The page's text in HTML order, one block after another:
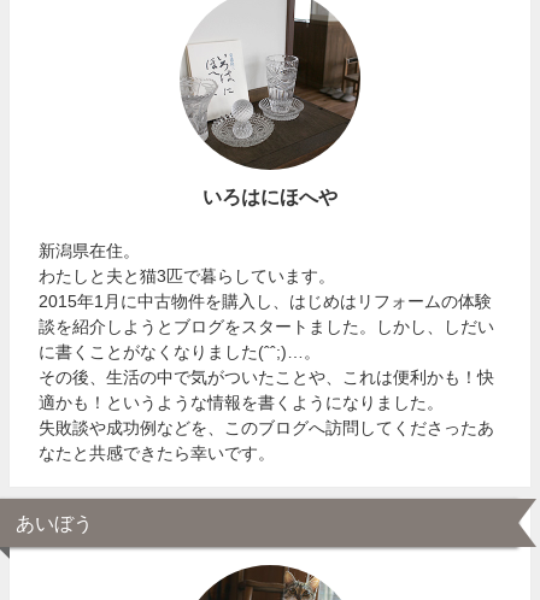
いろはにほへや
新潟県在住。
わたしと夫と猫3匹で暮らしています。
2015年1月に中古物件を購入し、はじめはリフォームの体験
談を紹介しようとブログをスタートました。しかし、しだい
に書くことがなくなりました(ˆˆ;)…。
その後、生活の中で気がついたことや、これは便利かも！快
適かも！というような情報を書くようになりました。
失敗談や成功例などを、このブログへ訪問してくださったあ
なたと共感できたら幸いです。
あいぼう